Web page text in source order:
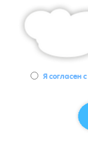
Я согласен с